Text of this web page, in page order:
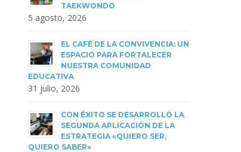
TAEKWONDO
5 agosto, 2026
EL CAFÉ DE LA CONVIVENCIA: UN
ESPACIO PARA FORTALECER
NUESTRA COMUNIDAD
EDUCATIVA
31 julio, 2026
CON ÉXITO SE DESARROLLÓ LA
SEGUNDA APLICACIÓN DE LA
ESTRATEGIA «QUIERO SER,
QUIERO SABER»